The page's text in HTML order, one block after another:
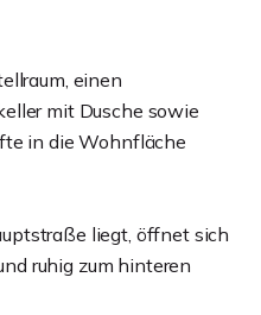
einen
mit Dusche sowie
in die Wohnfläche
liegt, öffnet sich
ruhig zum hinteren